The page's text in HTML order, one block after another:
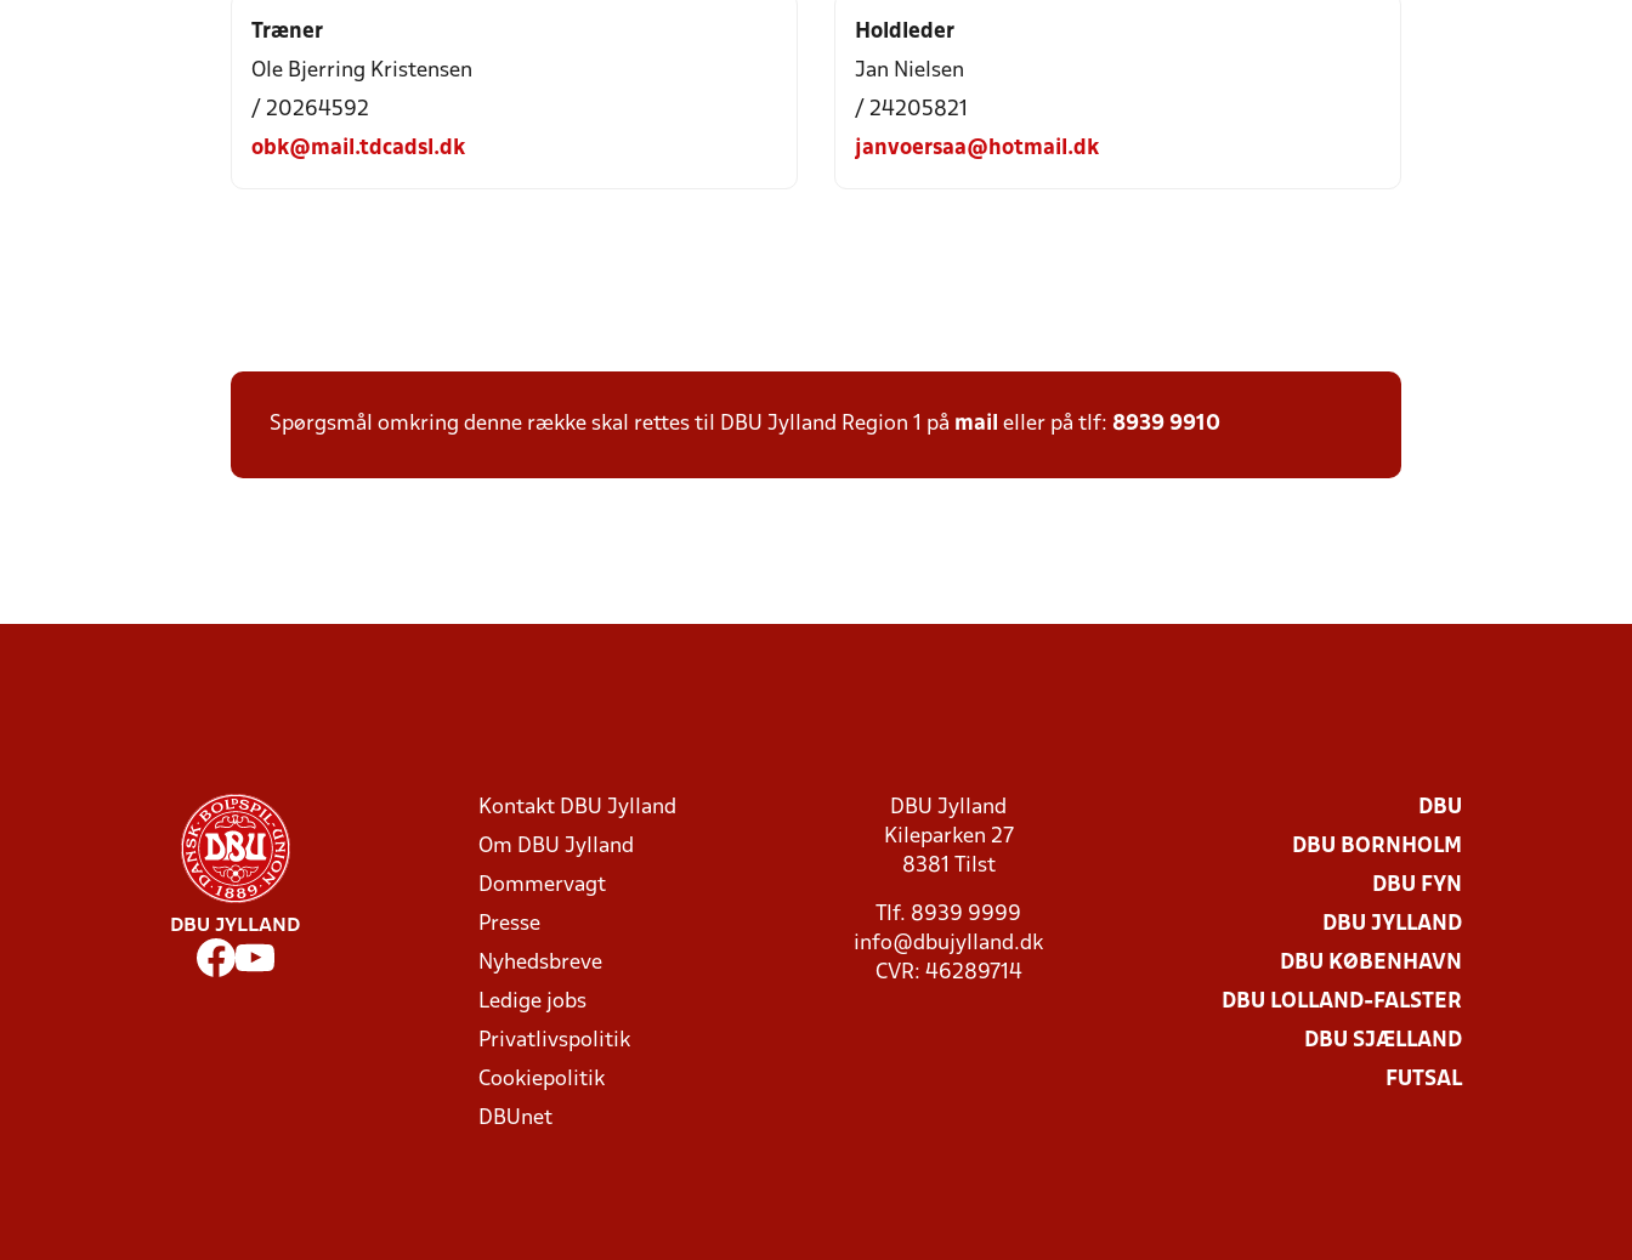
Træner
Ole Bjerring Kristensen
/ 20264592
obk@mail.tdcadsl.dk
Holdleder
Jan Nielsen
/ 24205821
janvoersaa@hotmail.dk
Spørgsmål omkring denne række skal rettes til DBU Jylland Region 1 på mail eller på tlf: 8939 9910
DBU JYLLAND
Kontakt DBU Jylland
Om DBU Jylland
Dommervagt
Presse
Nyhedsbreve
Ledige jobs
Privatlivspolitik
Cookiepolitik
DBUnet
DBU Jylland
Kileparken 27
8381 Tilst
Tlf. 8939 9999
info@dbujylland.dk
CVR: 46289714
DBU
DBU BORNHOLM
DBU FYN
DBU JYLLAND
DBU KØBENHAVN
DBU LOLLAND-FALSTER
DBU SJÆLLAND
FUTSAL